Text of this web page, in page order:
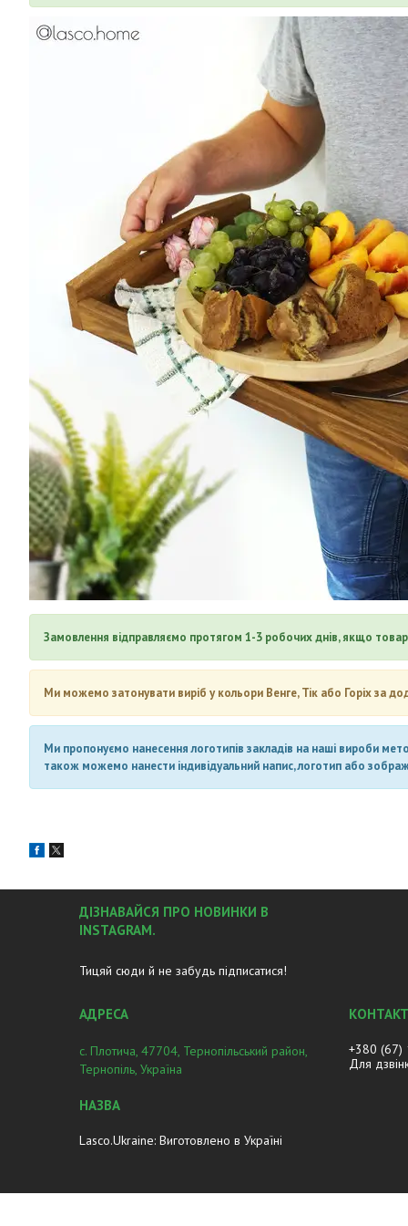
Замовлення відправляємо протягом 1-3 робочих днів, якщо
Ми можемо затонувати виріб у кольори Венге, Тік або Горіх за
Ми пропонуємо нанесення логотипів закладів на наші вироби
також можемо нанести індивідуальний напис, логотип або
ДІЗНАВАЙСЯ ПРО НОВИНКИ В
INSTAGRAM.
Тицяй сюди й не забудь підписатися!
с. Плотича, 47704, Тернопільський район,
Тернопіль, Україна
Lasco.Ukraine: Виготовлено в Україні
+380 (67)
Для